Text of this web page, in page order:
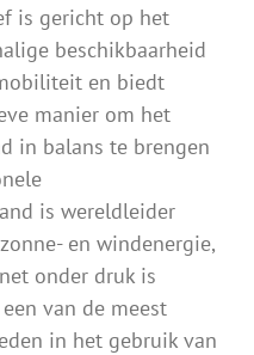
is gericht op het
beschikbaarheid
en biedt
manier om het
in balans te brengen
is wereldleider
en windenergie,
onder druk is
van de meest
in het gebruik van